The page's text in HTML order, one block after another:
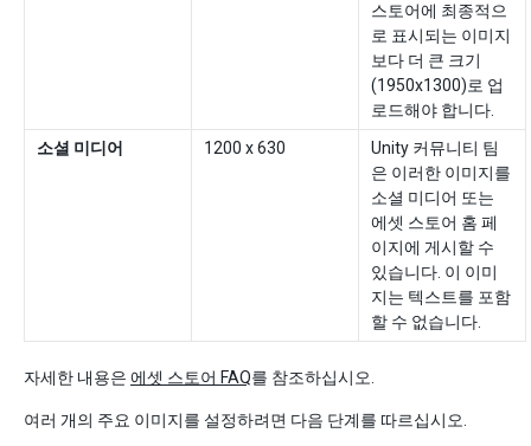
스토어에 최종적으
로 표시되는 이미지
보다 더 큰 크기
(1950x1300)로 업
로드해야 합니다.
소셜 미디어
1200 x 630
Unity 커뮤니티 팀
은 이러한 이미지를
소셜 미디어 또는
에셋 스토어 홈 페
이지에 게시할 수
있습니다. 이 이미
지는 텍스트를 포함
할 수 없습니다.
자세한 내용은 에셋 스토어 FAQ를 참조하십시오.
여러 개의 주요 이미지를 설정하려면 다음 단계를 따르십시오.